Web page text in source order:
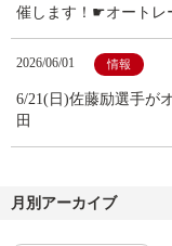
催します！☛オートレ
2026/06/01 情報
6/21(日)佐藤励選手が
田
月別アーカイブ